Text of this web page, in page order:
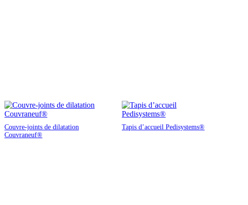
Couvre-joints de dilatation
Couvraneuf®
Tapis d’accueil Pedisystems®